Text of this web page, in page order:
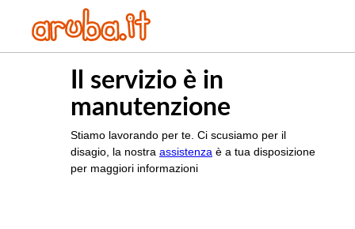
Il servizio è in
manutenzione
Stiamo lavorando per te. Ci scusiamo per il
disagio, la nostra assistenza è a tua disposizione
per maggiori informazioni